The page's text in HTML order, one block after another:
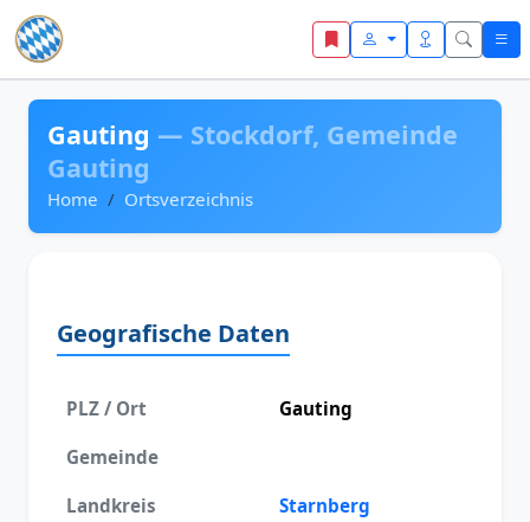
Zum Inhalt springen
Gauting — Stockdorf, Gemeinde
Gauting
Home Ortsverzeichnis
Geografische Daten
PLZ / Ort Gauting
Gemeinde
Landkreis Starnberg